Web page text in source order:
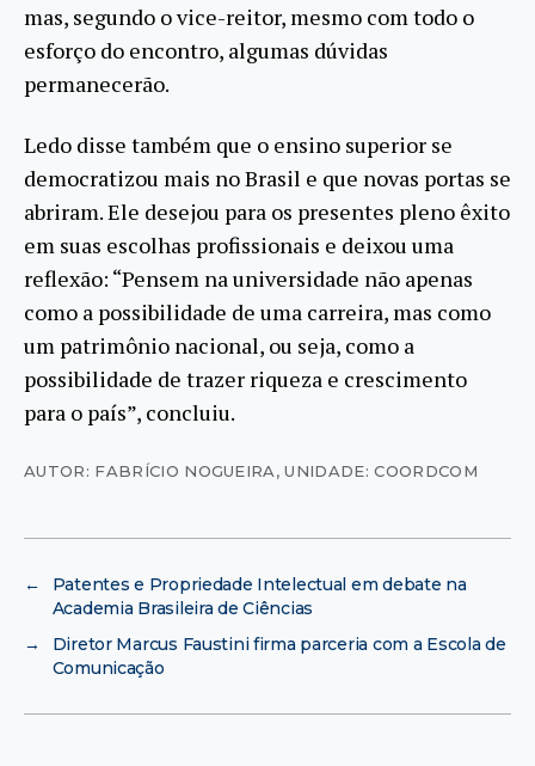
mas, segundo o vice-reitor, mesmo com todo o
esforço do encontro, algumas dúvidas
permanecerão.
Ledo disse também que o ensino superior se
democratizou mais no Brasil e que novas portas se
abriram. Ele desejou para os presentes pleno êxito
em suas escolhas profissionais e deixou uma
reflexão: “Pensem na universidade não apenas
como a possibilidade de uma carreira, mas como
um patrimônio nacional, ou seja, como a
possibilidade de trazer riqueza e crescimento
para o país”, concluiu.
AUTOR: FABRÍCIO NOGUEIRA,UNIDADE: COORDCOM
←
Patentes e Propriedade Intelectual em debate na
Academia Brasileira de Ciências
→
Diretor Marcus Faustini firma parceria com a Escola de
Comunicação